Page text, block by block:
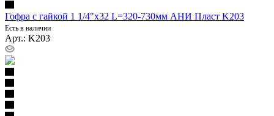
Гофра с гайкой 1 1/4"x32 L=320-730мм АНИ Пласт K203
Есть в наличии
Арт.: K203